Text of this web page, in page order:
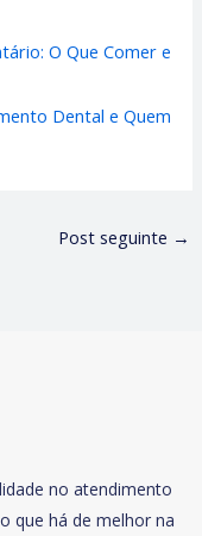
O Que Comer e
Dental e Quem
Post seguinte →
no atendimento
que há de melhor na